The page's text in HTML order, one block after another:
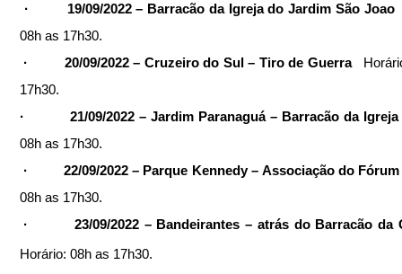
·         19/09/2022 – Barracão da Igreja do Jardim São
08h as 17h30.
·         20/09/2022 – Cruzeiro do Sul – Tiro de Guerra
17h30.
·          21/09/2022 – Jardim Paranaguá – Barracão da
08h as 17h30.
·         22/09/2022 – Parque Kennedy – Associação do
08h as 17h30.
Horário: 08h as 17h30.